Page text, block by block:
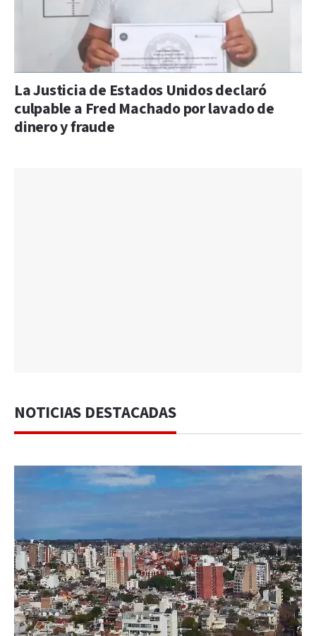
La Justicia de Estados Unidos declaró
culpable a Fred Machado por lavado de
dinero y fraude
NOTICIAS DESTACADAS